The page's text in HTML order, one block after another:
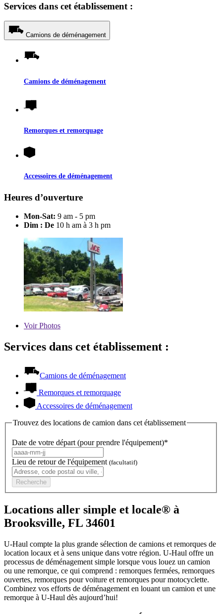
Services dans cet établissement :
Camions de déménagement
Camions de déménagement
Remorques et remorquage
Accessoires de déménagement
Heures d’ouverture
Mon-Sat: 9 am - 5 pm
Dim : De 10 h am à 3 h pm
VoirPhotos
Services dans cet établissement :
Camions de déménagement
Remorques et remorquage
Accessoires de déménagement
Trouvez des locations de camion dans cet établissement
Date de votre départ (pour prendre l'équipement)*
Lieu de retour de l'équipement (facultatif)
Recherche
Locations aller simple et locale® à
Brooksville, FL 34601
U-Haul compte la plus grande sélection de camions et remorques de
location locaux et à sens unique dans votre région. U-Haul offre un
processus de déménagement simple lorsque vous louez un camion
ou une remorque, ce qui comprend : remorques fermées, remorques
ouvertes, remorques pour voiture et remorques pour motocyclette.
Combinez vos efforts de déménagement en louant un camion et une
remorque à U-Haul dès aujourd’hui!